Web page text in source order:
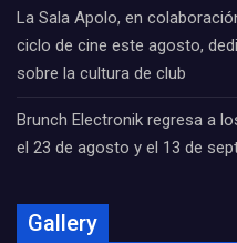
La Sala Apolo, en
ciclo de cine este agosto,
sobre la cultura de club
Brunch Electronik regresa a
el 23 de agosto y el 13 de
Gallery